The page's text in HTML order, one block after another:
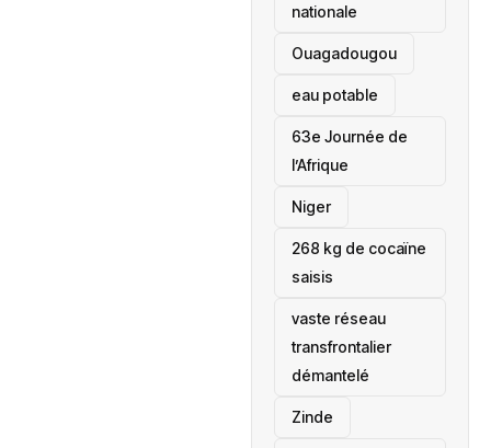
nationale
‎Ouagadougou
eau potable
63e Journée de
l’Afrique
‎Niger
268 kg de cocaïne
saisis
vaste réseau
transfrontalier
démantelé
Zinde